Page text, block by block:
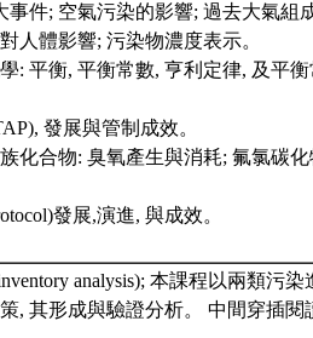
件; 空氣污染的影響; 過去大氣組
人體影響; 污染物濃度表示。
: 平衡, 平衡常數, 亨利定律, 及平
發展與管制成效。
化合物: 臭氧產生與消耗; 氟氯碳
發展,演進, 與成效。
analysis); 本課程以兩類污
, 其形成與驗證分析。 中間穿插閱